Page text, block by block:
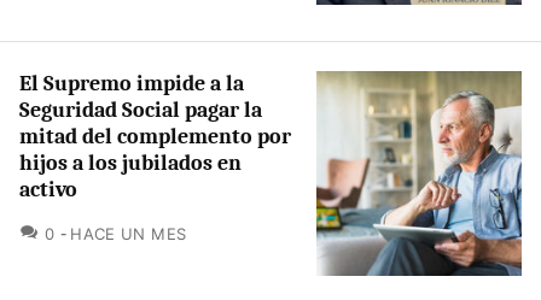
El Supremo impide a la
Seguridad Social pagar la
mitad del complemento por
hijos a los jubilados en
activo
0 COMENTARIOS
HACE UN MES